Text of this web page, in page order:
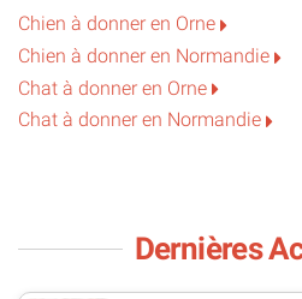
Chien à donner en Orne
Chien à donner en Normandie
Chat à donner en Orne
Chat à donner en Normandie
Dernières